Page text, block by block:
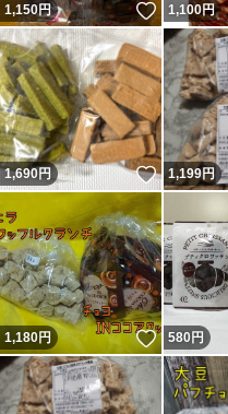
1,150円 いいね！
1,100円
1,690円 いいね！
1,199円
1,180円 いいね！
580円